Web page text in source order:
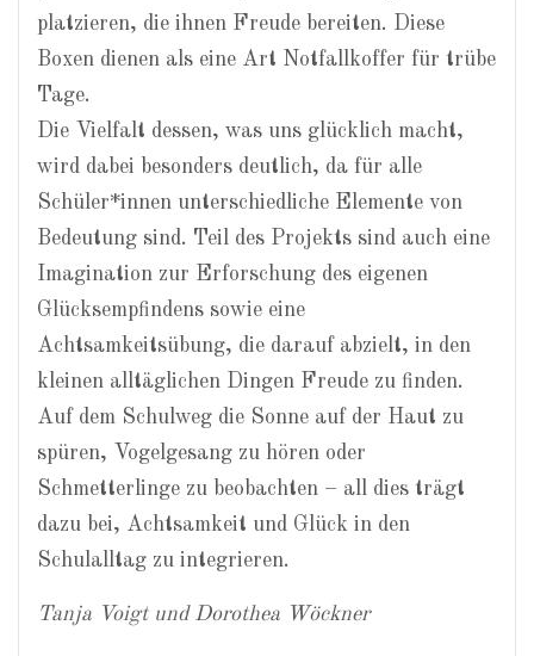
platzieren, die ihnen Freude bereiten. Diese
Boxen dienen als eine Art Notfallkoffer für trübe
Tage.
Die Vielfalt dessen, was uns glücklich macht,
wird dabei besonders deutlich, da für alle
Schüler*innen unterschiedliche Elemente von
Bedeutung sind. Teil des Projekts sind auch eine
Imagination zur Erforschung des eigenen
Glücksempfindens sowie eine
Achtsamkeitsübung, die darauf abzielt, in den
kleinen alltäglichen Dingen Freude zu finden.
Auf dem Schulweg die Sonne auf der Haut zu
spüren, Vogelgesang zu hören oder
Schmetterlinge zu beobachten – all dies trägt
dazu bei, Achtsamkeit und Glück in den
Schulalltag zu integrieren.
Tanja Voigt und Dorothea Wöckner